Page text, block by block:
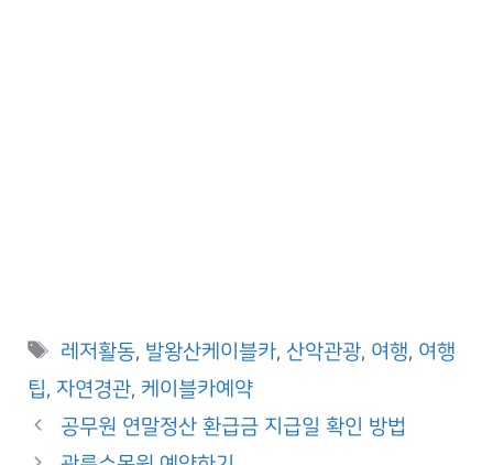
Tags
레저활동, 발왕산케이블카,산악관광, 여행, 여행
팁, 자연경관, 케이블카예약
공무원 연말정산 환급금 지급일 확인 방법